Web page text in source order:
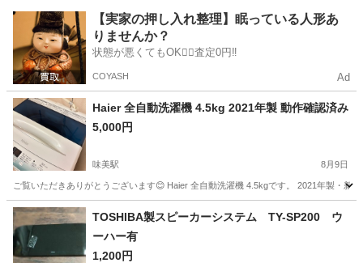
愛知 名古屋市 生活家電 ボーイ
【実家の押し入れ整理】眠っている人形あ
りませんか？
状態が悪くてもOK🙆‍♀️査定0円‼️
COYASH Ad
Haier 全自動洗濯機 4.5kg 2021年製 動作確認済み
5,000円
味美駅 8月9日
ご覧いただきありがとうございます😊 Haier 全自動洗濯機 4.5kgです。 2021年製・
愛知 春日井市 生活家電
TOSHIBA製スピーカーシステム TY-SP200 ウ
ーハー有
1,200円